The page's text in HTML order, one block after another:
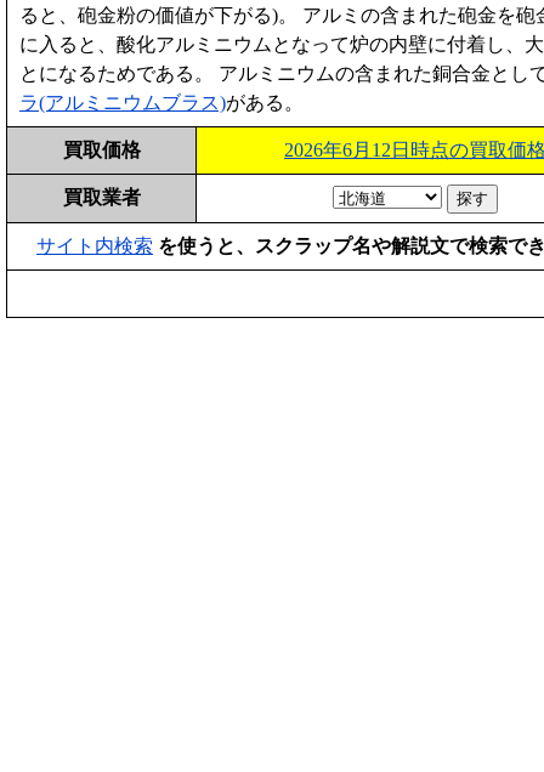
ると、砲金粉の価値が下がる)。 アルミの含まれた砲金を砲
に入ると、酸化アルミニウムとなって炉の内壁に付着し、
とになるためである。 アルミニウムの含まれた銅合金とし
ラ(アルミニウムブラス)がある。
買取価格 2026年6月12日時点の買取価
買取業者
サイト内検索 を使うと、スクラップ名や解説文で検索で